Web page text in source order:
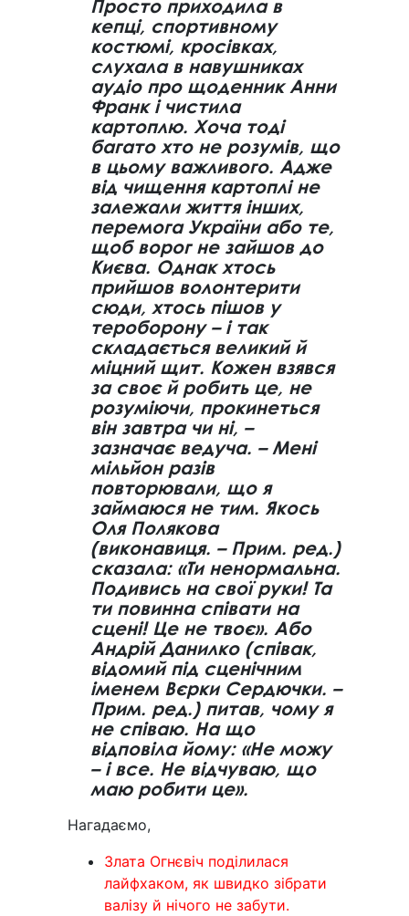
Просто приходила в
кепці, спортивному
костюмі, кросівках,
слухала в навушниках
аудіо про щоденник Анни
Франк і чистила
картоплю. Хоча тоді
багато хто не розумів, що
в цьому важливого. Адже
від чищення картоплі не
залежали життя інших,
перемога України або те,
щоб ворог не зайшов до
Києва. Однак хтось
прийшов волонтерити
сюди, хтось пішов у
тероборону – і так
складається великий й
міцний щит. Кожен взявся
за своє й робить це, не
розуміючи, прокинеться
він завтра чи ні, –
зазначає ведуча. – Мені
мільйон разів
повторювали, що я
займаюся не тим. Якось
Оля Полякова
(виконавиця. – Прим. ред.)
сказала: «Ти ненормальна.
Подивись на свої руки! Та
ти повинна співати на
сцені! Це не твоє». Або
Андрій Данилко (співак,
відомий під сценічним
іменем Вєрки Сердючки. –
Прим. ред.) питав, чому я
не співаю. На що
відповіла йому: «Не можу
– і все. Не відчуваю, що
маю робити це».
Нагадаємо,
Злата Огнєвіч поділилася
лайфхаком, як швидко зібрати
валізу й нічого не забути.